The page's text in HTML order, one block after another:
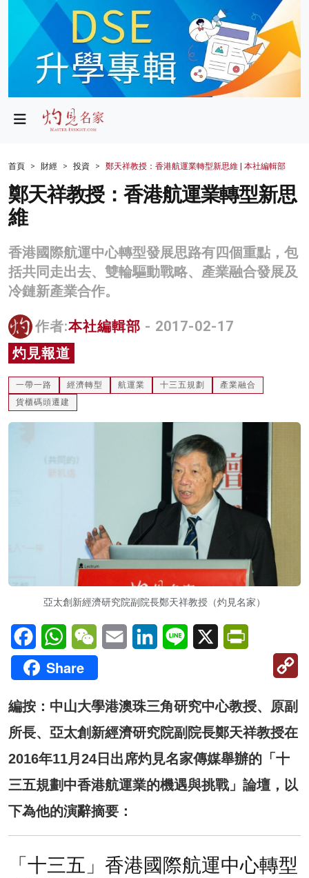
政局
財經
生活
健康
商業
科技
影片
名家榜
灼見活動
關於我們
首頁 財經 投資 鄭天祥教授：香港航運業轉型新思維 | 本社編輯部
鄭天祥教授：香港航運業轉型新思
維
香港國際航運中心轉型發展思路有四個重點，包
括共同走出去、雙輪驅動戰略、產業融合發展及
冷鏈新產業合作。
作者:本社編輯部 - 2017-02-17
灼見報道
一帶一路 經濟轉型 航運業 十三五規劃
產業融合
貨櫃碼頭遷建
亞太創新經濟研究院副院長鄭天祥教授（灼見名家）
FacebookWhatsAppWeChatEmail LinkedInLine X
Share
編按：中山大學港澳珠三角研究中心教授、原副
所長、亞太創新經濟研究院副院長鄭天祥教授在
2016年11月24日出席灼見名家傳媒舉辦的「十
三五規劃中香港航運業的機遇與挑戰」論壇，以
下為他的演辭摘要：
「十三五」香港國際航運中心轉型